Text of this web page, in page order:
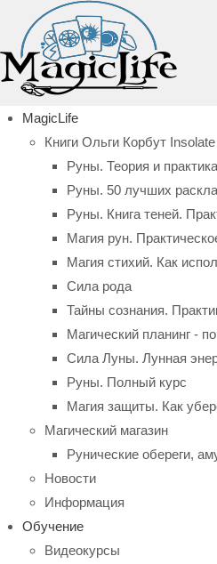
MagicLife
Книги Ольги Корбут Insolate
Руны. Теория и
Руны. 50 лучших
Руны. Книга теней.
Магия рун.
Магия стихий. Как
Сила рода
Тайны сознания.
Магический планинг -
Сила Луны. Лунная
Руны. Полный курс
Магия защиты. Как
Магический магазин
Рунические обереги,
Новости
Информация
Обучение
Видеокурсы